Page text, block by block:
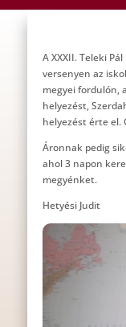
A XXXII. Teleki
versenyen az
megyei fordulón,
helyezést,
helyezést érte el.
Áronnak pedig
ahol 3 napon
megyénket.
Hetyési Judit